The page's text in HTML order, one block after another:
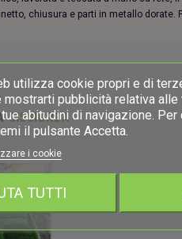
chiusura e parti in metallo
SISSICREA
utilizza cookie propri e di
pubblicità relativa alle
abitudini di navigazione.
il pulsante Accetta.
i cookie
TUTTI